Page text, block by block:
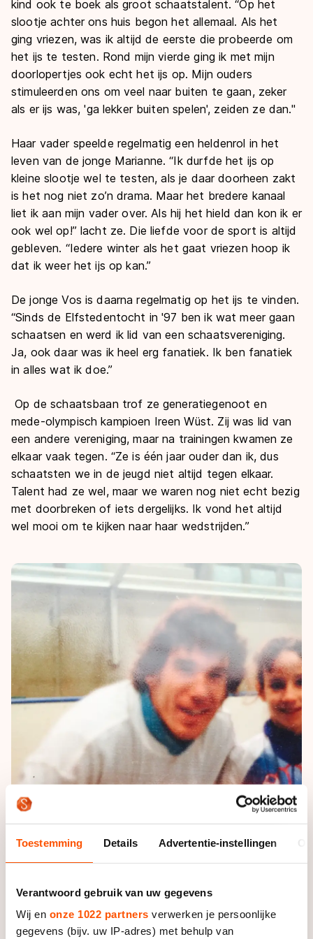
Toestemming Details Advertentie-instellingen
Verantwoord gebruik van uw gegevens
Wij en onze 1022 partners verwerken je persoonlijke
gegevens (bijv. uw IP-adres) met behulp van
kind ook te boek als groot schaatstalent. “Op het
slootje achter ons huis begon het allemaal. Als het
ging vriezen, was ik altijd de eerste die probeerde om
het ijs te testen. Rond mijn vierde ging ik met mijn
doorlopertjes ook echt het ijs op. Mijn ouders
stimuleerden ons om veel naar buiten te gaan, zeker
als er ijs was, 'ga lekker buiten spelen', zeiden ze dan."
Haar vader speelde regelmatig een heldenrol in het
leven van de jonge Marianne. “Ik durfde het ijs op
kleine slootje wel te testen, als je daar doorheen zakt
is het nog niet zo’n drama. Maar het bredere kanaal
liet ik aan mijn vader over. Als hij het hield dan kon ik er
ook wel op!” lacht ze. Die liefde voor de sport is altijd
gebleven. “Iedere winter als het gaat vriezen hoop ik
dat ik weer het ijs op kan.”
De jonge Vos is daarna regelmatig op het ijs te vinden.
“Sinds de Elfstedentocht in '97 ben ik wat meer gaan
schaatsen en werd ik lid van een schaatsvereniging.
Ja, ook daar was ik heel erg fanatiek. Ik ben fanatiek
in alles wat ik doe.”
Op de schaatsbaan trof ze generatiegenoot en
mede-olympisch kampioen Ireen Wüst. Zij was lid van
een andere vereniging, maar na trainingen kwamen ze
elkaar vaak tegen. “Ze is één jaar ouder dan ik, dus
schaatsten we in de jeugd niet altijd tegen elkaar.
Talent had ze wel, maar we waren nog niet echt bezig
met doorbreken of iets dergelijks. Ik vond het altijd
wel mooi om te kijken naar haar wedstrijden.”
Uiteindelijk kwam het moment waarop Vos keuzes
moest maken. “De overstap naar de junioren was heel
moeilijk, omdat ik toen ook ging fietsen bij Jong-